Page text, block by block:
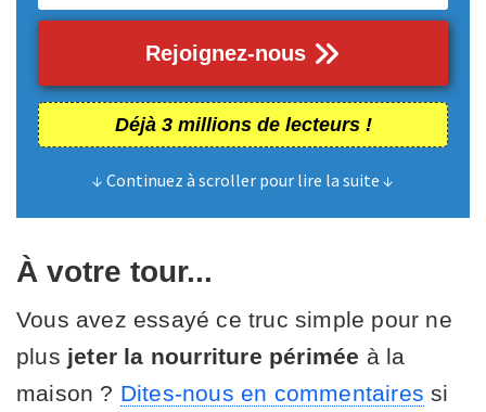
Rejoignez-nous
Déjà 3 millions de lecteurs !
↓ Continuez à scroller pour lire la suite ↓
À votre tour...
Vous avez essayé ce truc simple pour ne
plus jeter la nourriture périmée à la
maison ? Dites-nous en commentaires si